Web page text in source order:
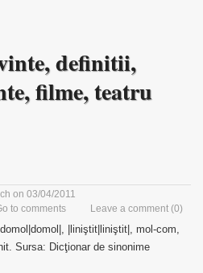
definitii,
filme, teatru
on 03/04/2011
Leave a comment (0)
to comments
|liniştit|liniştit|, mol-com,
Sursa: Dicţionar de sinonime